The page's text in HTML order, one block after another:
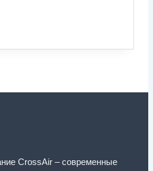
CrossAir – современные